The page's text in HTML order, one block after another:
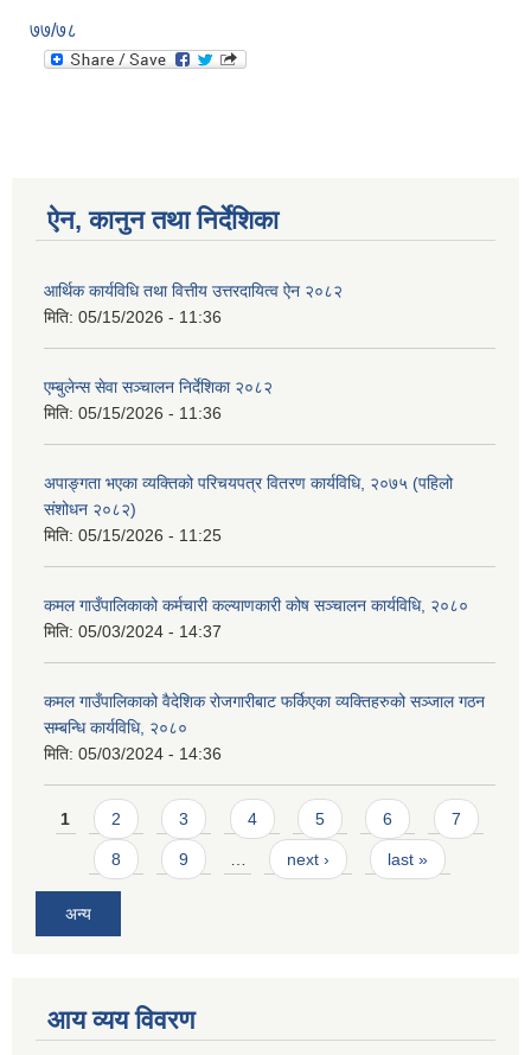
७७/७८
ऐन, कानुन तथा निर्देशिका
आर्थिक कार्यविधि तथा वित्तीय उत्तरदायित्व ऐन २०८२
मिति: 05/15/2026 - 11:36
एम्बुलेन्स सेवा सञ्चालन निर्देशिका २०८२
मिति: 05/15/2026 - 11:36
अपाङ्गता भएका व्यक्तिको परिचयपत्र वितरण कार्यविधि, २०७५ (पहिलो
संशोधन २०८२)
मिति: 05/15/2026 - 11:25
कमल गाउँपालिकाको कर्मचारी कल्याणकारी कोष सञ्चालन कार्यविधि, २०८०
मिति: 05/03/2024 - 14:37
कमल गाउँपालिकाको वैदेशिक रोजगारीबाट फर्किएका व्यक्तिहरुको सञ्जाल गठन
सम्बन्धि कार्यविधि, २०८०
मिति: 05/03/2024 - 14:36
Pages
1 2 3 4 5 6 7
8 9 next › last »
अन्य
आय व्यय विवरण